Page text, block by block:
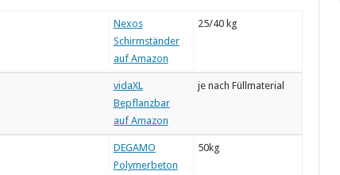
Nexos
Schirmständer
auf Amazon
25/40 kg
vidaXL
Bepflanzbar
auf Amazon
je nach Füllmaterial
DEGAMO
Polymerbeton
50kg